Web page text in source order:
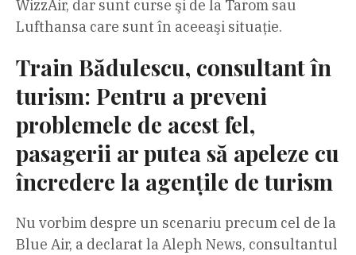
WizzAir, dar sunt curse şi de la Tarom sau
Lufthansa care sunt în aceeaşi situaţie.
Train Bădulescu, consultant în
turism: Pentru a preveni
problemele de acest fel,
pasagerii ar putea să apeleze cu
încredere la agențile de turism
Nu vorbim despre un scenariu precum cel de la
Blue Air, a declarat la Aleph News, consultantul